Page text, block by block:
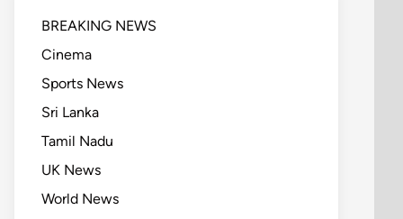
BREAKING NEWS
Cinema
Sports News
Sri Lanka
Tamil Nadu
UK News
World News